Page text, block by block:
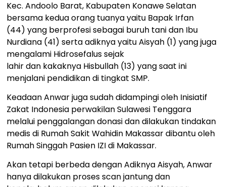
Kec. Andoolo Barat, Kabupaten Konawe Selatan
bersama kedua orang tuanya yaitu Bapak Irfan
(44) yang berprofesi sebagai buruh tani dan Ibu
Nurdiana (41) serta adiknya yaitu Aisyah (1) yang juga
mengalami Hidrosefalus sejak
lahir dan kakaknya Hisbullah (13) yang saat ini
menjalani pendidikan di tingkat SMP.
Keadaan Anwar juga sudah didampingi oleh Inisiatif
Zakat Indonesia perwakilan Sulawesi Tenggara
melalui penggalangan donasi dan dilakukan tindakan
medis di Rumah Sakit Wahidin Makassar dibantu oleh
Rumah Singgah Pasien IZI di Makassar.
Akan tetapi berbeda dengan Adiknya Aisyah, Anwar
hanya dilakukan proses scan jantung dan